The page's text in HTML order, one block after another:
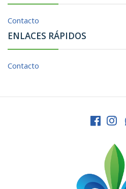
Contacto
ENLACES RÁPIDOS
Contacto